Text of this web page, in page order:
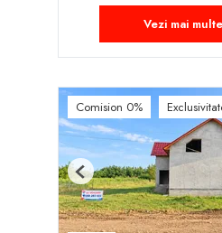
Vezi mai
Comision 0%
Previous